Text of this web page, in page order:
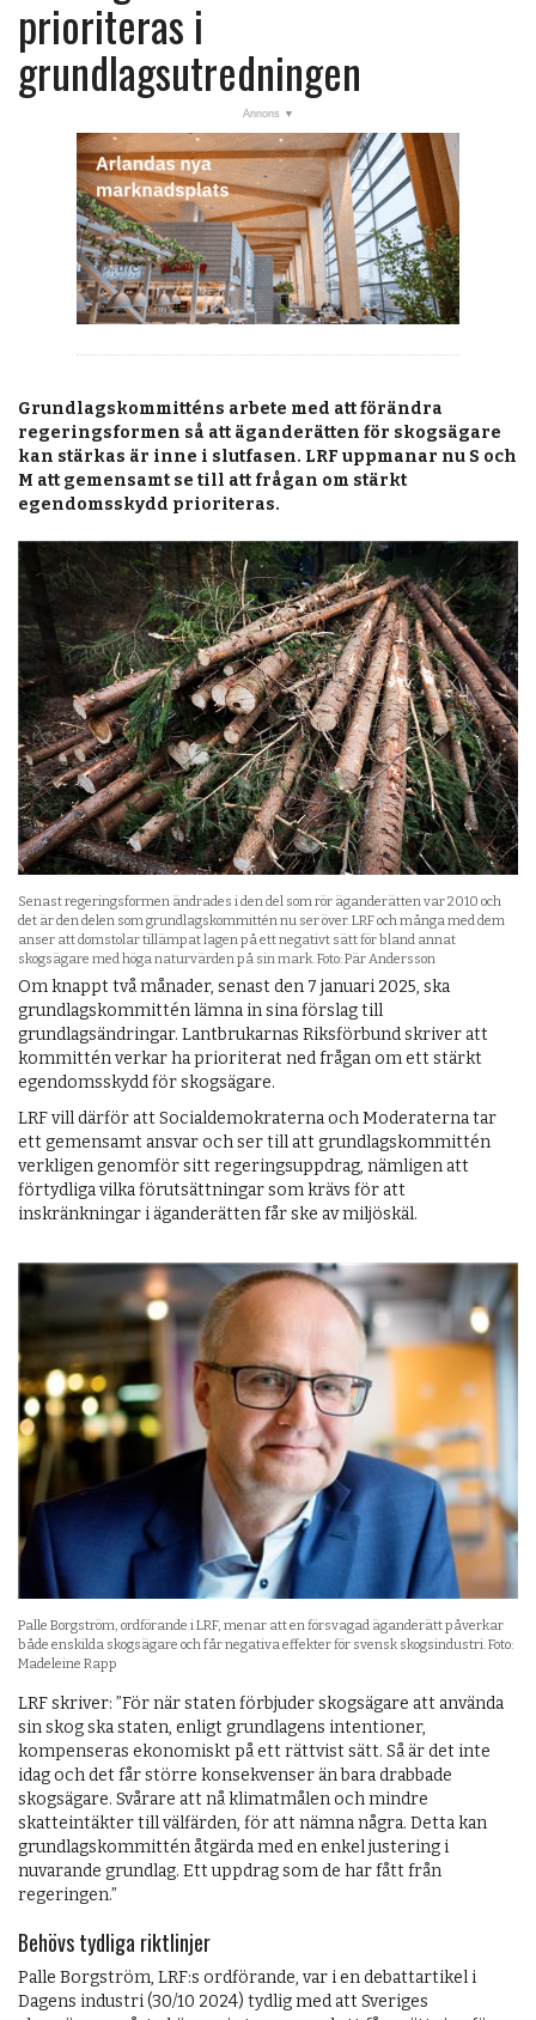
KALENDER
MARKNAD
ANNONSERA
OM OSS
BUTIK
prioriteras i
grundlagsutredningen
Grundlagskommitténs arbete med att förändra
regeringsformen så att äganderätten för skogsägare
kan stärkas är inne i slutfasen. LRF uppmanar nu S och
M att gemensamt se till att frågan om stärkt
egendomsskydd prioriteras.
Senast regeringsformen ändrades i den del som rör äganderätten var 2010 och
det är den delen som grundlagskommittén nu ser över. LRF och många med dem
anser att domstolar tillämpat lagen på ett negativt sätt för bland annat
skogsägare med höga naturvärden på sin mark. Foto: Pär Andersson
Om knappt två månader, senast den 7 januari 2025, ska
grundlagskommittén lämna in sina förslag till
grundlagsändringar. Lantbrukarnas Riksförbund skriver att
kommittén verkar ha prioriterat ned frågan om ett stärkt
egendomsskydd för skogsägare.
LRF vill därför att Socialdemokraterna och Moderaterna tar
ett gemensamt ansvar och ser till att grundlagskommittén
verkligen genomför sitt regeringsuppdrag, nämligen att
förtydliga vilka förutsättningar som krävs för att
inskränkningar i äganderätten får ske av miljöskäl.
Palle Borgström, ordförande i LRF, menar att en försvagad äganderätt påverkar
både enskilda skogsägare och får negativa effekter för svensk skogsindustri. Foto:
Madeleine Rapp
LRF skriver: ”För när staten förbjuder skogsägare att använda
sin skog ska staten, enligt grundlagens intentioner,
kompenseras ekonomiskt på ett rättvist sätt. Så är det inte
idag och det får större konsekvenser än bara drabbade
skogsägare. Svårare att nå klimatmålen och mindre
skatteintäkter till välfärden, för att nämna några. Detta kan
grundlagskommittén åtgärda med en enkel justering i
nuvarande grundlag. Ett uppdrag som de har fått från
regeringen.”
Behövs tydliga riktlinjer
Palle Borgström, LRF:s ordförande, var i en debattartikel i
Dagens industri (30/10 2024) tydlig med att Sveriges